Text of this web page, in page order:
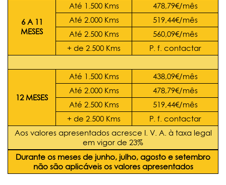
6 A 11
MESES
Até 1.500 Kms
478,79€/mês
Até 2.000 Kms
519,44€/mês
Até 2.500 Kms
560,09€/mês
+ de 2.500 Kms
P. f. contactar
12 MESES
Até 1.500 Kms
438,09€/mês
Até 2.000 Kms
478,79€/mês
Até 2.500 Kms
519,44€/mês
+ de 2.500 Kms
P. f. contactar
Aos valores apresentados acresce I. V. A. à taxa legal
em vigor de 23%
Durante os meses de junho, julho, agosto e setembro
não são aplicáveis os valores apresentados